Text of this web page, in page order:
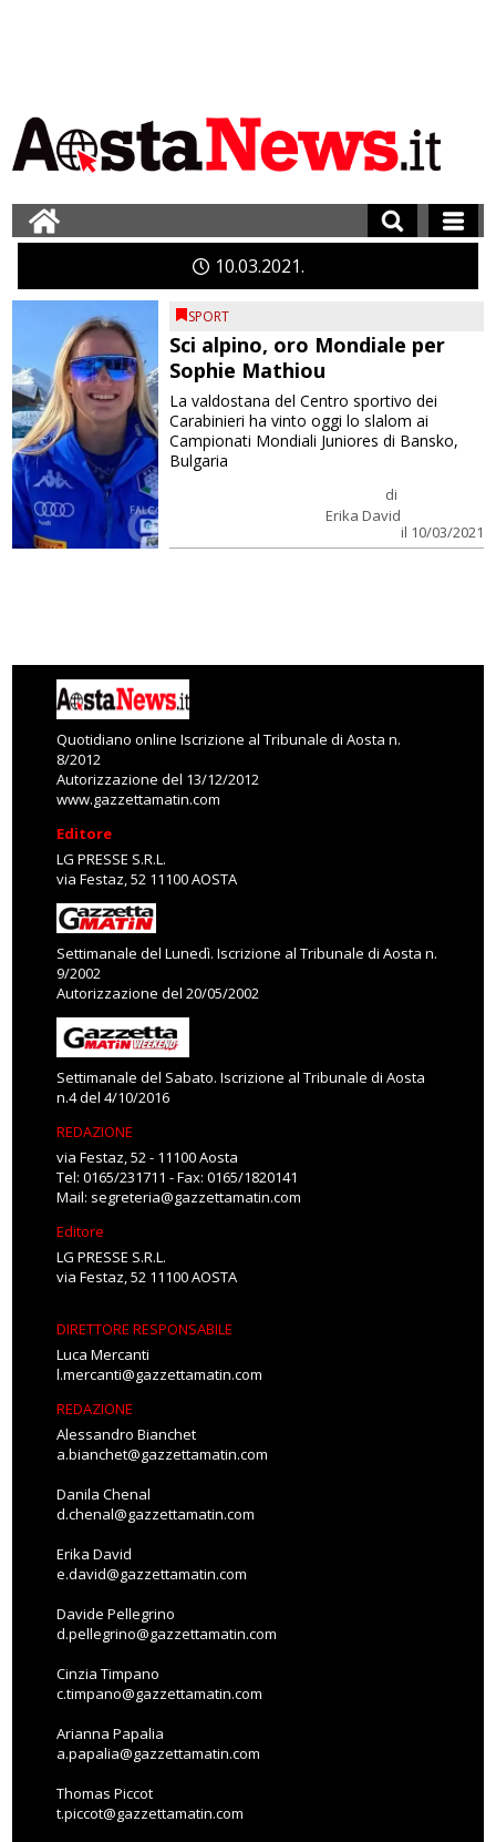
1003 2021
SPORT
Sci alpino, oro Mondiale per
Sophie Mathiou
di
Erika David
il 10/03/2021
La valdostana del Centro sportivo dei
Carabinieri ha vinto oggi lo slalom ai
Campionati Mondiali Juniores di Bansko,
Bulgaria
Quotidiano online Iscrizione al Tribunale di Aosta n.
8/2012
Autorizzazione del 13/12/2012
www.gazzettamatin.com
Editore
LG PRESSE S.R.L.
via Festaz, 52 11100 AOSTA
Settimanale del Lunedì. Iscrizione al Tribunale di Aosta n.
9/2002
Autorizzazione del 20/05/2002
Settimanale del Sabato. Iscrizione al Tribunale di Aosta
n.4 del 4/10/2016
REDAZIONE
via Festaz, 52 - 11100 Aosta
Tel: 0165/231711 - Fax: 0165/1820141
Mail: segreteria@gazzettamatin.com
Editore
LG PRESSE S.R.L.
via Festaz, 52 11100 AOSTA
DIRETTORE RESPONSABILE
Luca Mercanti
l.mercanti@gazzettamatin.com
REDAZIONE
Alessandro Bianchet
a.bianchet@gazzettamatin.com
Danila Chenal
d.chenal@gazzettamatin.com
Erika David
e.david@gazzettamatin.com
Davide Pellegrino
d.pellegrino@gazzettamatin.com
Cinzia Timpano
c.timpano@gazzettamatin.com
Arianna Papalia
a.papalia@gazzettamatin.com
Thomas Piccot
t.piccot@gazzettamatin.com